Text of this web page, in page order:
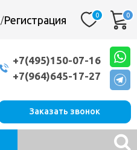
/Регистрация 0 0
+7(495)150-07-16
+7(964)645-17-27
Заказать звонок